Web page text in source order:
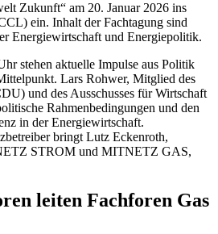
Zukunft“ am 20. Januar 2026 ins
ein. Inhalt der Fachtagung sind
Energiewirtschaft und Energiepolitik.
stehen aktuelle Impulse aus Politik
Lars Rohwer, Mitglied des
und des Ausschusses für Wirtschaft
Rahmenbedingungen und den
in der Energiewirtschaft.
bringt Lutz Eckenroth,
STROM und MITNETZ GAS,
leiten Fachforen Gas